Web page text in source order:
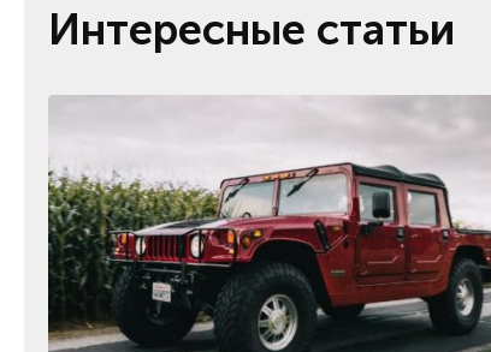
Интересные статьи